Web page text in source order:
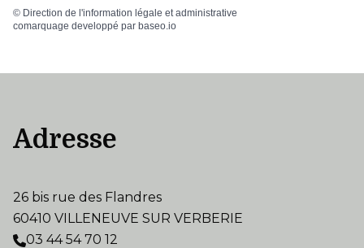
© Direction de l'information légale et administrative
comarquage developpé par baseo.io
Adresse
26 bis rue des Flandres
60410 VILLENEUVE SUR VERBERIE
03 44 54 70 12